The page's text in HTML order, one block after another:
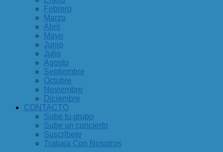
Febrero
Marzo
Abril
Mayo
Junio
Julio
Agosto
Septiembre
Octubre
Noviembre
Diciembre
CONTACTO
Sube tu grupo
Sube un concierto
Suscríbete
Trabaja Con Nosotros